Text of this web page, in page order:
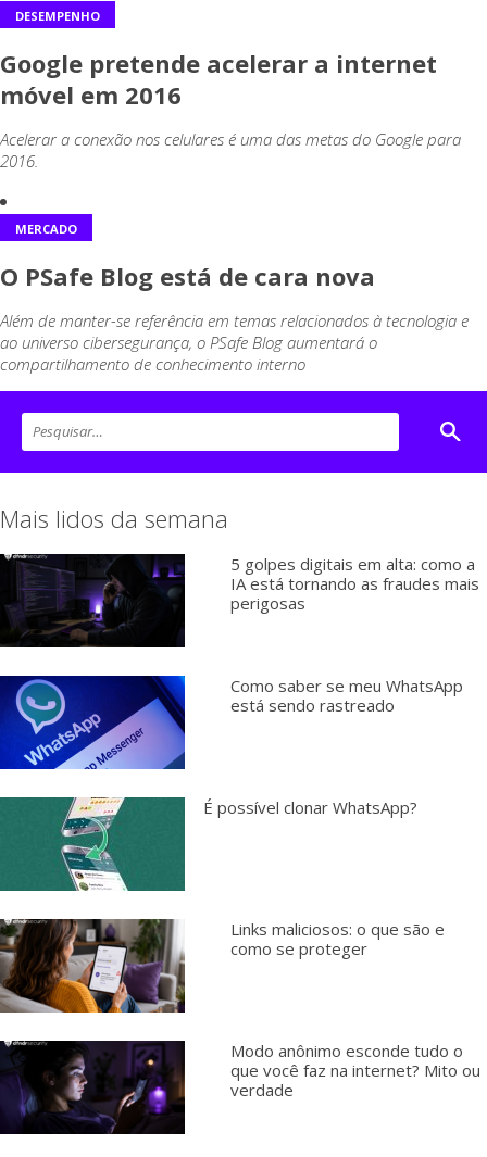
DESEMPENHO
Google pretende acelerar a internet
móvel em 2016
Acelerar a conexão nos celulares é uma das metas do Google para
2016.
MERCADO
O PSafe Blog está de cara nova
Além de manter-se referência em temas relacionados à tecnologia e
ao universo cibersegurança, o PSafe Blog aumentará o
compartilhamento de conhecimento interno
Mais lidos da semana
5 golpes digitais em alta: como a
IA está tornando as fraudes mais
perigosas
Como saber se meu WhatsApp
está sendo rastreado
É possível clonar WhatsApp?
Links maliciosos: o que são e
como se proteger
Modo anônimo esconde tudo o
que você faz na internet? Mito ou
verdade